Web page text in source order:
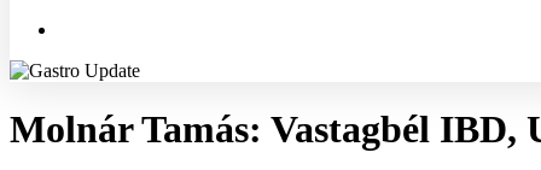
Molnár Tamás: Vastagbél IBD,